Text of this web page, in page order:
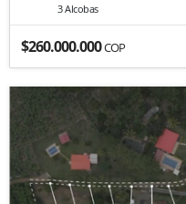
3 Alcobas
$260.000.000COP